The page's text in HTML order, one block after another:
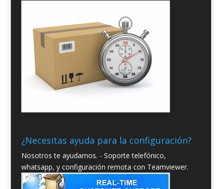
¿Necesitas ayuda para la configuración?
Nosotros te ayudamos. - Soporte telefónico,
whatsapp, y configuración remota con Teamviewer.